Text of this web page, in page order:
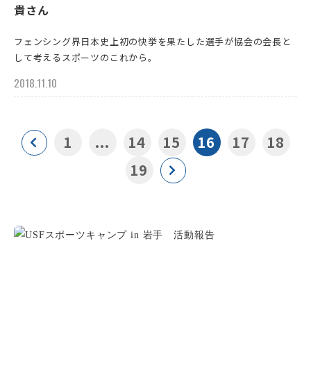
貴さん
フェンシング界日本史上初の快挙を果たした選手が協会の会長と
して考えるスポーツのこれから。
2018.11.10
1 ... 14 15 16 17
18
19